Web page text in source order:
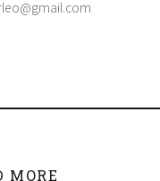
MORE